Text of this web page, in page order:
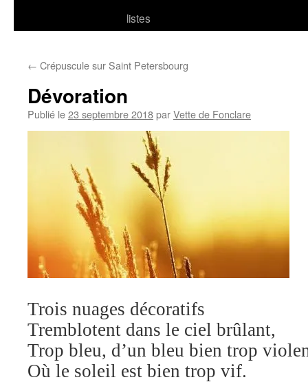
listes
← Crépuscule sur Saint Petersbourg
Dévoration
Publié le23 septembre 2018parVette de Fonclare
Trois nuages décoratifs
Tremblotent dans le ciel brûlant,
Trop bleu, d’un bleu bien trop
Où le soleil est bien trop vif.